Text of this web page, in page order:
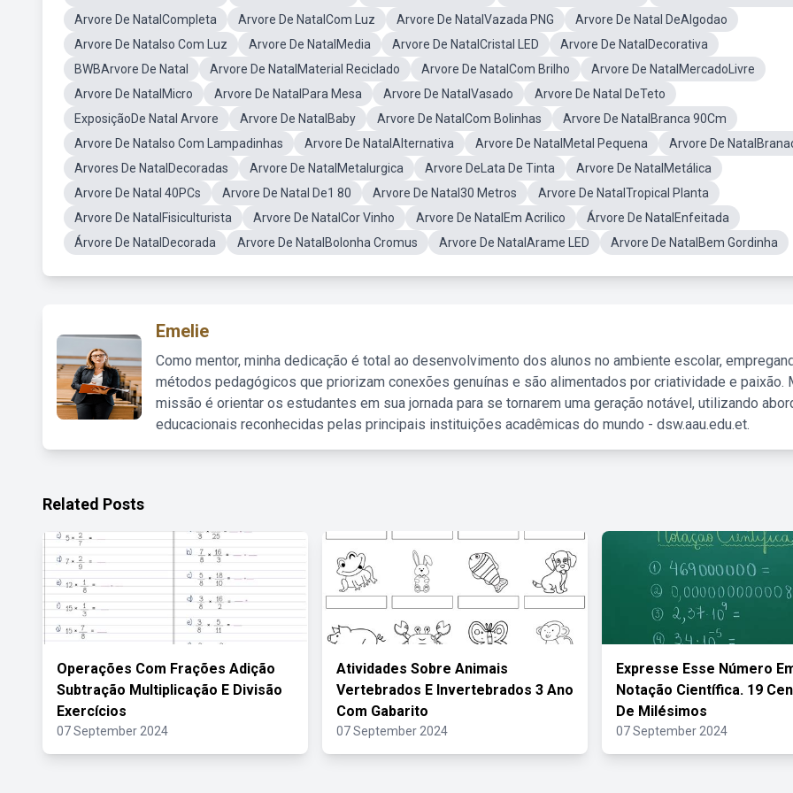
Arvore De NatalCompleta
Arvore De NatalCom Luz Arvore De NatalVazada PNG
Arvore De Natal DeAlgodao
Arvore De Natalso Com Luz
Arvore De NatalMedia Arvore De NatalCristal LED
Arvore De NatalDecorativa
BWBArvore De Natal
Arvore De NatalMaterial Reciclado Arvore De NatalCom Brilho
Arvore De NatalMercadoLivre
Arvore De NatalMicro
Arvore De NatalPara Mesa Arvore De NatalVasado
Arvore De Natal DeTeto
ExposiçãoDe Natal Arvore
Arvore De NatalBaby Arvore De NatalCom Bolinhas
Arvore De NatalBranca 90Cm
Arvore De Natalso Com Lampadinhas
Arvore De NatalAlternativa Arvore De NatalMetal Pequena
Arvore De
Arvores De NatalDecoradas
Arvore De NatalMetalurgica Arvore DeLata De Tinta
Arvore De NatalMetálica
Arvore De Natal 40PCs
Arvore De Natal De1 80 Arvore De Natal30 Metros
Arvore De NatalTropical Planta
Arvore De NatalFisiculturista
Arvore De NatalCor Vinho Arvore De NatalEm Acrilico
Árvore De NatalEnfeitada
Árvore De NatalDecorada
Arvore De NatalBolonha Cromus Arvore De NatalArame LED Arvore De NatalBem Gordinha
Emelie
Como mentor, minha dedicação é total ao desenvolvimento dos alunos no ambiente escolar,
métodos pedagógicos que priorizam conexões genuínas e são alimentados por criatividade e paixão.
missão é orientar os estudantes em sua jornada para se tornarem uma geração notável, utilizando
educacionais reconhecidas pelas principais instituições acadêmicas do mundo - dsw.aau.edu.et.
Related Posts
Operações Com Frações Adição
Subtração Multiplicação E Divisão
Exercícios
07 September 2024
Atividades Sobre Animais
Vertebrados E Invertebrados 3 Ano
Com Gabarito
07 September 2024
Expresse Esse Número
Notação Científica. 19
De Milésimos
07 September 2024